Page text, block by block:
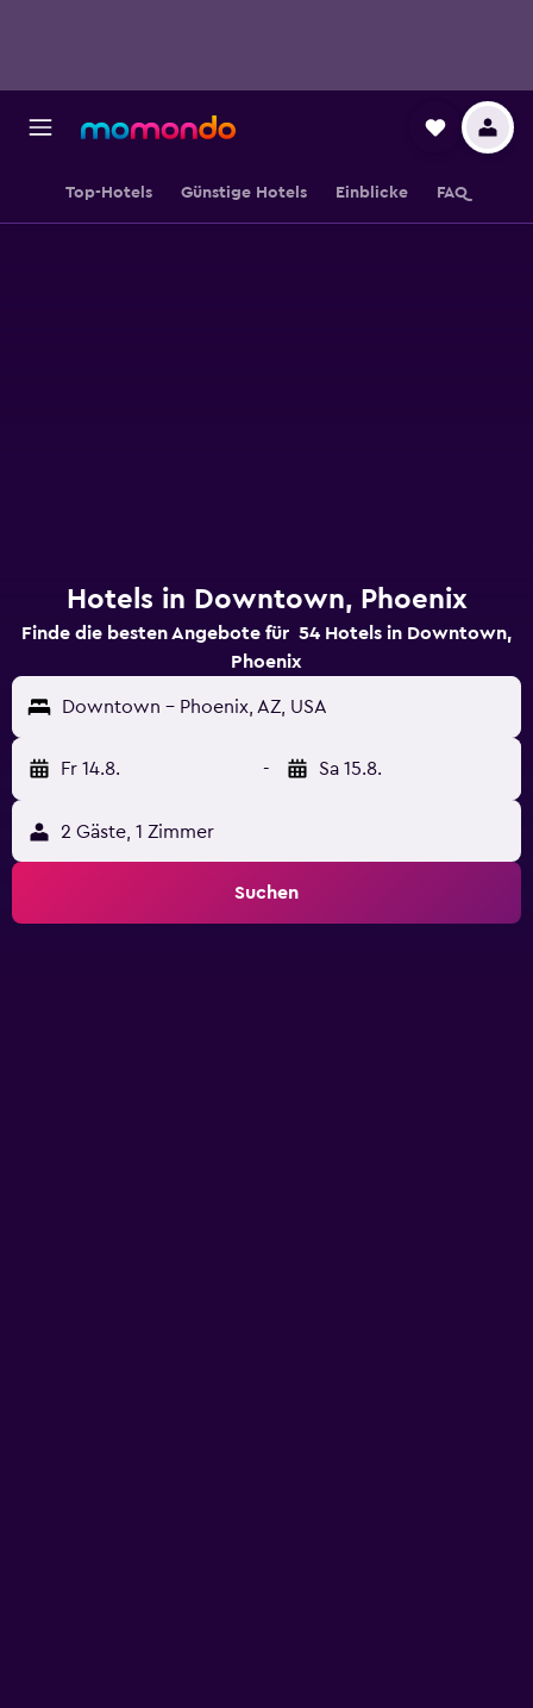
Top-Hotels Günstige Hotels Einblicke FAQ
Hotels in Downtown, Phoenix
Finde die besten Angebote für 54 Hotels in Downtown,
Phoenix
Downtown - Phoenix, AZ, USA
Fr 14.8. - Sa 15.8.
2 Gäste, 1 Zimmer
Suchen